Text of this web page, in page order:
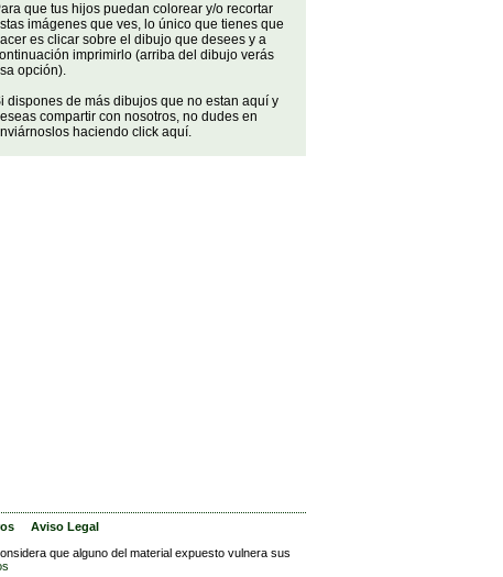
que tus hijos puedan colorear y/o recortar
imágenes que ves, lo único que tienes que
es clicar sobre el dibujo que desees y a
imprimirlo (arriba del dibujo verás
opción).
dispones de más dibujos que no estan aquí y
compartir con nosotros, no dudes en
haciendo click aquí.
Aviso Legal
que alguno del material expuesto vulnera sus